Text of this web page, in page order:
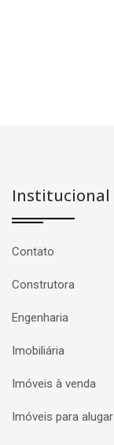
Institucional
Contato
Construtora
Engenharia
Imobiliária
Imóveis à venda
Imóveis para alugar